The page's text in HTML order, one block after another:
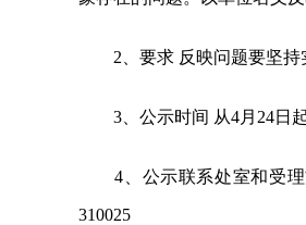
2、要求 反映问题要坚持
3、公示时间 从4月24日起
4、公示联系处室和受理
310025